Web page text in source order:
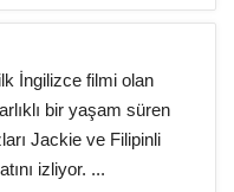
İngilizce filmi olan
bir yaşam süren
Jackie ve Filipinli
izliyor. ...